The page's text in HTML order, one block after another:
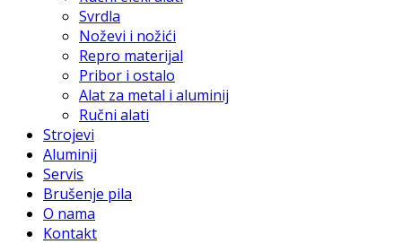
Svrdla
Noževi i nožići
Repro materijal
Pribor i ostalo
Alat za metal i aluminij
Ručni alati
Strojevi
Aluminij
Servis
Brušenje pila
O nama
Kontakt